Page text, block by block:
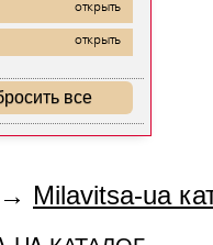
открыть
открыть
все
Milavitsa-ua